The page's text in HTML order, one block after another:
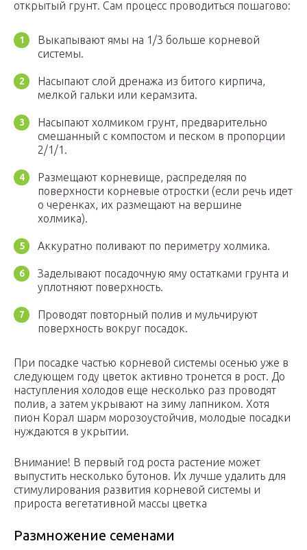
открытый грунт. Сам процесс проводиться пошагово:
Выкапывают ямы на 1/3 больше корневой
системы.
Насыпают слой дренажа из битого кирпича,
мелкой гальки или керамзита.
Насыпают холмиком грунт, предварительно
смешанный с компостом и песком в пропорции
2/1/1.
Размещают корневище, распределяя по
поверхности корневые отростки (если речь идет
о черенках, их размещают на вершине
холмика).
Аккуратно поливают по периметру холмика.
Заделывают посадочную яму остатками грунта и
уплотняют поверхность.
Проводят повторный полив и мульчируют
поверхность вокруг посадок.
При посадке частью корневой системы осенью уже в
следующем году цветок активно тронется в рост. До
наступления холодов еще несколько раз проводят
полив, а затем укрывают на зиму лапником. Хотя
пион Корал шарм морозоустойчив, молодые посадки
нуждаются в укрытии.
Внимание! В первый год роста растение может
выпустить несколько бутонов. Их лучше удалить для
стимулирования развития корневой системы и
прироста вегетативной массы цветка
Размножение семенами